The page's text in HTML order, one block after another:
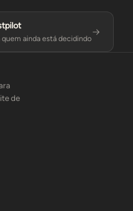
ainda está decidindo
de